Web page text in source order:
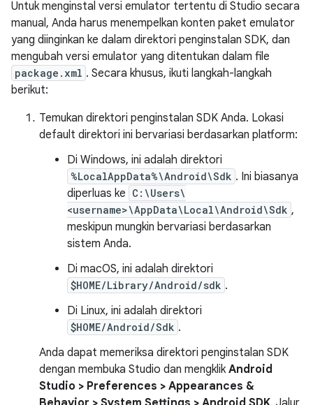
Untuk menginstal versi emulator tertentu di Studio secara
manual, Anda harus menempelkan konten paket emulator
yang diinginkan ke dalam direktori penginstalan SDK, dan
mengubah versi emulator yang ditentukan dalam file
package.xml . Secara khusus, ikuti langkah-langkah
berikut:
Temukan direktori penginstalan SDK Anda. Lokasi
default direktori ini bervariasi berdasarkan platform:
Di Windows, ini adalah direktori
%LocalAppData%\Android\Sdk . Ini biasanya
diperluas ke C:\Users\
<username>\AppData\Local\Android\Sdk ,
meskipun mungkin bervariasi berdasarkan
sistem Anda.
Di macOS, ini adalah direktori
$HOME/Library/Android/sdk .
Di Linux, ini adalah direktori
$HOME/Android/Sdk .
Anda dapat memeriksa direktori penginstalan SDK
dengan membuka Studio dan mengklik Android
Studio > Preferences > Appearances &